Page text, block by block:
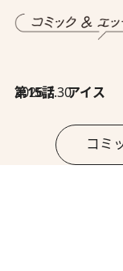
2026.7.30
第15話 アイス
コミ